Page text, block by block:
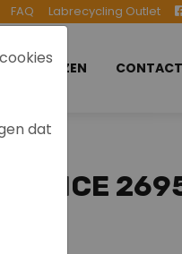
dat
FAQ Labrecycling Outlet
BEURZEN CONTACT